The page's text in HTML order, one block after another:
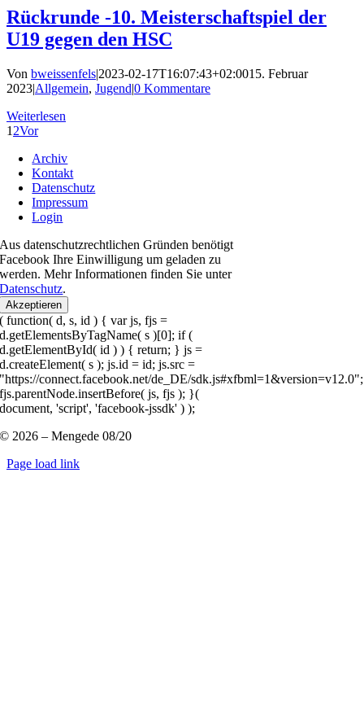
Rückrunde -10. Meisterschaftspiel der
U19 gegen den HSC
Von bweissenfels|2023-02-17T16:07:43+02:0015. Februar
2023|Allgemein, Jugend|0 Kommentare
Weiterlesen
1 2Vor
Archiv
Kontakt
Datenschutz
Impressum
Login
Aus datenschutzrechtlichen Gründen benötigt
Facebook Ihre Einwilligung um geladen zu
werden. Mehr Informationen finden Sie unter
Datenschutz.
Akzeptieren
( function( d, s, id ) { var js, fjs =
d.getElementsByTagName( s )[0]; if (
d.getElementById( id ) ) { return; } js =
d.createElement( s ); js.id = id; js.src =
"https://connect.facebook.net/de_DE/sdk.js#xfbml=1&version=v12.0";
fjs.parentNode.insertBefore( js, fjs ); }(
document, 'script', 'facebook-jssdk' ) );
© 2026 – Mengede 08/20
Page load link